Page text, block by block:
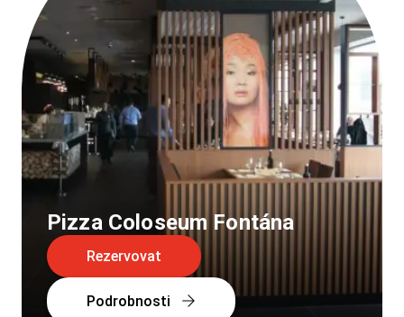
Pizza Coloseum Fontána
Rezervovat
Podrobnosti